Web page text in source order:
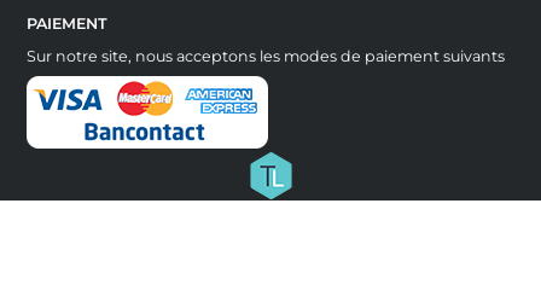
PAIEMENT
Sur notre site, nous acceptons les modes de paiement suivants